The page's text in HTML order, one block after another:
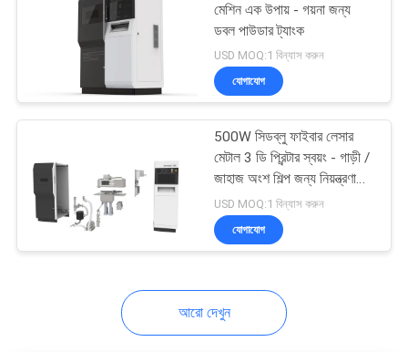
লেজারের ঢালাই মেশিন
যথার্থ ফাইবার লেসার কাটন
মেশিন এক উপায় - গয়না জন্য
ডবল পাউডার ট্যাংক
USD MOQ:1 বিন্যাস করুন
যোগাযোগ
500W সিডব্লু ফাইবার লেসার
মেটাল 3 ডি প্রিন্টার স্বয়ং - গাড়ী /
জাহাজ অংশ শিল্প জন্য নিয়ন্ত্রণাধীন
নিয়ন্ত্রণ
USD MOQ:1 বিন্যাস করুন
যোগাযোগ
আরো দেখুন